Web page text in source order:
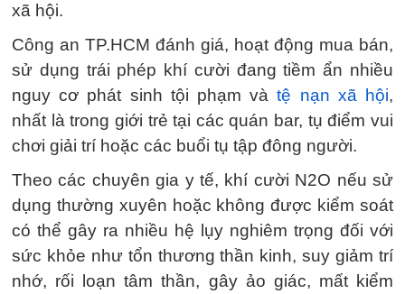
xã hội.
Công an TP.HCM đánh giá, hoạt động mua bán,
sử dụng trái phép khí cười đang tiềm ẩn nhiều
nguy cơ phát sinh tội phạm vàtệ nạn xã hội,
nhất là trong giới trẻ tại các quán bar, tụ điểm vui
chơi giải trí hoặc các buổi tụ tập đông người.
Theo các chuyên gia y tế, khí cười N2O nếu sử
dụng thường xuyên hoặc không được kiểm soát
có thể gây ra nhiều hệ lụy nghiêm trọng đối với
sức khỏe như tổn thương thần kinh, suy giảm trí
nhớ, rối loạn tâm thần, gây ảo giác, mất kiểm